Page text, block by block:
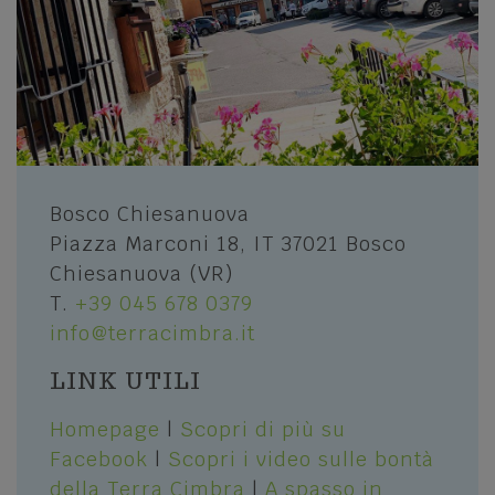
Mari, monti, laghi e città d'arte
Esplora il Veneto
Lessinia
CONOSCERE LA LESSINIA
Parco Naturale Regionale della Lessinia
La storia della Lessinia
ENOGASTRONOMIA
Piatti e prodotti tipici
Le Botteghe dei Sapori
Ristoranti e pizzerie, malghe e rifugi
BENESSERE E SHOPPING
Rilassarsi nelle SPA
I negozi dello shopping
STORIA E CULTURA
Musei
Luxino - Museo Etnografico L'Uomo e
L'Ambiente
Bosco Chiesanuova
Piazza Marconi 18, IT 37021 Bosco
Chiesanuova (VR)
T. +39 045 678 0379
info@terracimbra.it
LINK UTILI
Homepage | Scopri di più su
Facebook | Scopri i video sulle bontà
della Terra Cimbra | A spasso in